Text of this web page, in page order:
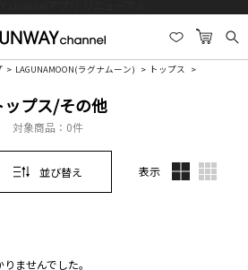
LAGUNAMOON(ラグナムーン) トップス
ップス/その他
対象商品： 0件
並び替え 表示
ませんでした。